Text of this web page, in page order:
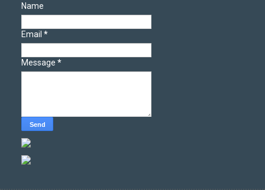
Name
Email*
Message*